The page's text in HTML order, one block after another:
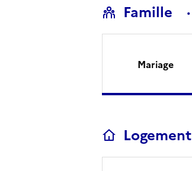
Famille
Mariage
Logement